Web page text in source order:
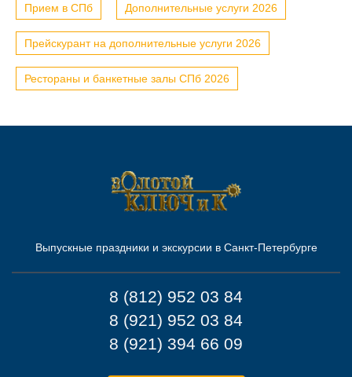
Прием в СПб Дополнительные услуги 2026
Прейскурант на дополнительные услуги 2026
Рестораны и банкетные залы СПб 2026
Выпускные праздники и экскурсии в Санкт-Петербурге
8 (812) 952 03 84
8 (921) 952 03 84
8 (921) 394 66 09